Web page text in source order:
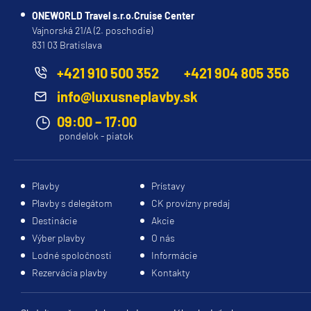
Celestyal Discovery
Celestyal Journey
Celestyal Olympia
Costa Cruises
Costa Deliziosa
Costa Diadema
Costa Fascinosa
Costa Favolosa
Costa Fortuna
Costa Pacifica
Costa Serena
Costa Smeralda
Costa Toscana
ONEWORLD Travel s.r.o.Cruise Center
Vajnorská 21/A (2. poschodie)
831 03 Bratislava
+421 910 500 352
+421 904 805 356
info@luxusneplavby.sk
09:00 – 17:00
pondelok - piatok
Plavby
Prístavy
Plavby s delegátom
CK provízny predaj
Destinácie
Akcie
Výber plavby
O nás
Lodné spoločnosti
Informácie
Rezervácia plavby
Kontakty